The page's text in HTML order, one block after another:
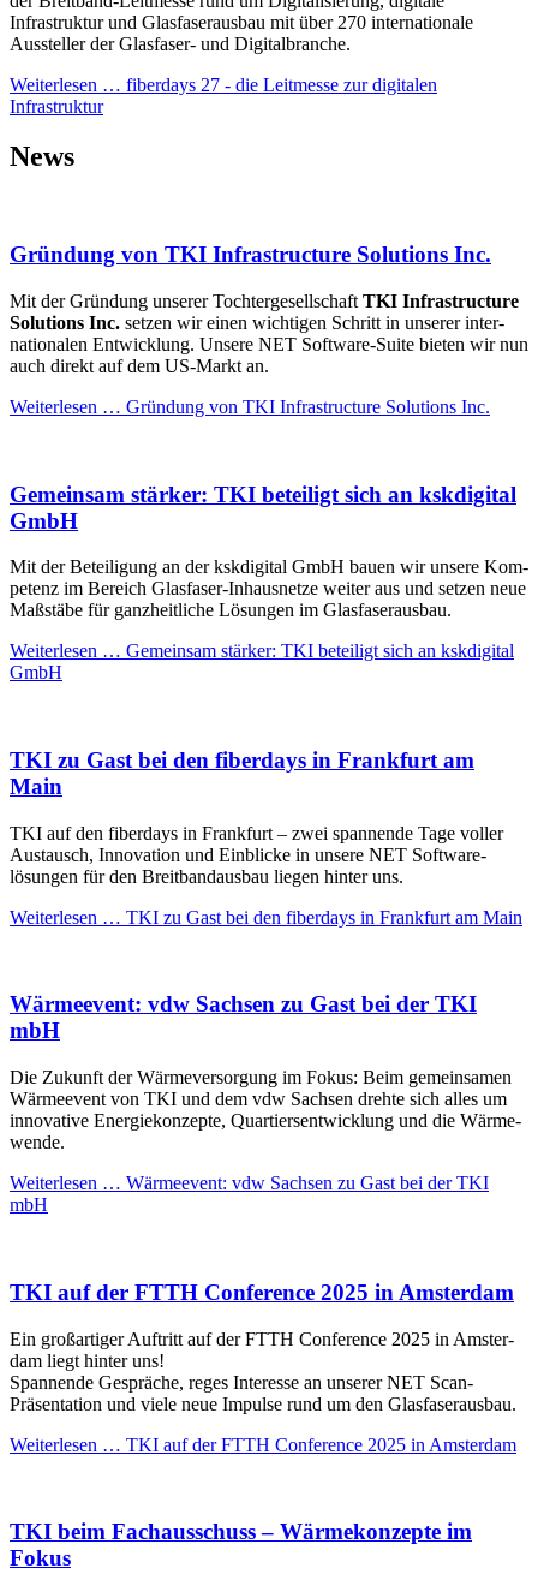
Infrastruktur und Glasfaserausbau mit über 270 internationale
Aussteller der Glasfaser- und Digitalbranche.
Weiterlesen … fiberdays 27 - die Leitmesse zur digitalen
Infrastruktur
News
Gründung von TKI Infrastructure Solutions Inc.
Mit der Grün­dung unserer Tochter­gesellschaft TKI Infrastructure
Solutions Inc. setzen wir einen wichtigen Schritt in unserer inter­
nationalen Ent­wicklung. Unsere NET Soft­ware-Suite bieten wir nun
auch direkt auf dem US-Markt an.
Weiterlesen … Gründung von TKI Infrastructure Solutions Inc.
Gemein­sam stärker: TKI beteiligt sich an kskdigital
GmbH
Mit der Be­teiligung an der kskdigital GmbH bauen wir unsere Kom­
petenz im Bereich Glas­faser-Inhaus­netze weiter aus und setzen neue
Maß­stäbe für ganz­heit­liche Lösungen im Glas­faser­aus­bau.
Weiterlesen … Gemein­sam stärker: TKI beteiligt sich an kskdigital
GmbH
TKI zu Gast bei den fiberdays in Frankfurt am
Main
TKI auf den fiberdays in Frankfurt – zwei span­nende Tage voller
Austausch, Innovation und Ein­blicke in unsere NET Software­
lösungen für den Breit­band­ausbau liegen hinter uns.
Weiterlesen … TKI zu Gast bei den fiberdays in Frankfurt am Main
Wärmeevent: vdw Sachsen zu Gast bei der TKI
mbH
Die Zukunft der Wärme­versorgung im Fokus: Beim gemein­samen
Wärme­event von TKI und dem vdw Sachsen drehte sich alles um
innovative Energie­konzepte, Quartiers­entwicklung und die Wärme­
wende.
Weiterlesen … Wärmeevent: vdw Sachsen zu Gast bei der TKI
mbH
TKI auf der FTTH Conference 2025 in Amster­dam
Ein groß­artiger Auf­tritt auf der FTTH Conference 2025 in Amster­
dam liegt hinter uns!
Spannende Ge­spräche, reges Interesse an unserer NET Scan-
Präsen­tation und viele neue Impulse rund um den Glas­faser­aus­bau.
Weiterlesen … TKI auf der FTTH Conference 2025 in Amster­dam
TKI beim Fach­ausschuss – Wärme­konzepte im
Fokus